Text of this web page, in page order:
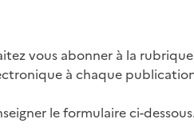
vous abonner à la
à chaque
le formulaire ci-dessous.